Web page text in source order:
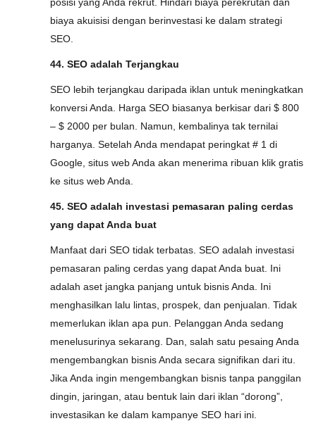
biaya akuisisi dengan berinvestasi ke dalam strategi
SEO.
44. SEO adalah Terjangkau
SEO lebih terjangkau daripada iklan untuk meningkatkan
konversi Anda. Harga SEO biasanya berkisar dari $ 800
– $ 2000 per bulan. Namun, kembalinya tak ternilai
harganya. Setelah Anda mendapat peringkat # 1 di
Google, situs web Anda akan menerima ribuan klik gratis
ke situs web Anda.
45. SEO adalah investasi pemasaran paling cerdas
yang dapat Anda buat
Manfaat dari SEO tidak terbatas. SEO adalah investasi
pemasaran paling cerdas yang dapat Anda buat. Ini
adalah aset jangka panjang untuk bisnis Anda. Ini
menghasilkan lalu lintas, prospek, dan penjualan. Tidak
memerlukan iklan apa pun. Pelanggan Anda sedang
menelusurinya sekarang. Dan, salah satu pesaing Anda
mengembangkan bisnis Anda secara signifikan dari itu.
Jika Anda ingin mengembangkan bisnis tanpa panggilan
dingin, jaringan, atau bentuk lain dari iklan “dorong”,
investasikan ke dalam kampanye SEO hari ini.